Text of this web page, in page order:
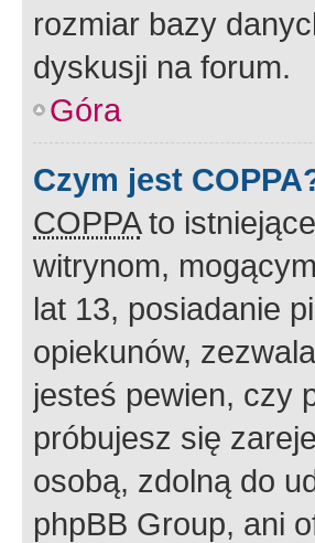
rozmiar bazy
dyskusji na forum.
Góra
Czym jest
COPPAto
witrynom,
lat 13, posiadanie
opiekunów,
jesteś pewien, czy
próbujesz się
osobą, zdolną do
phpBB Group, ani